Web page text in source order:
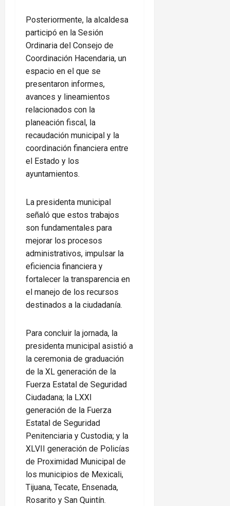
Posteriormente, la alcaldesa
participó en la Sesión
Ordinaria del Consejo de
Coordinación Hacendaria, un
espacio en el que se
presentaron informes,
avances y lineamientos
relacionados con la
planeación fiscal, la
recaudación municipal y la
coordinación financiera entre
el Estado y los
ayuntamientos.
La presidenta municipal
señaló que estos trabajos
son fundamentales para
mejorar los procesos
administrativos, impulsar la
eficiencia financiera y
fortalecer la transparencia en
el manejo de los recursos
destinados a la ciudadanía.
Para concluir la jornada, la
presidenta municipal asistió a
la ceremonia de graduación
de la XL generación de la
Fuerza Estatal de Seguridad
Ciudadana; la LXXI
generación de la Fuerza
Estatal de Seguridad
Penitenciaria y Custodia; y la
XLVII generación de Policías
de Proximidad Municipal de
los municipios de Mexicali,
Tijuana, Tecate, Ensenada,
Rosarito y San Quintín.